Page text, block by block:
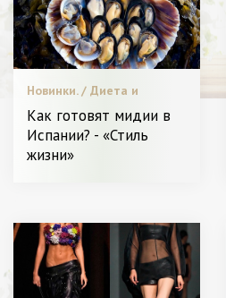
Новинки. / Диета и
питание. / Меняем образ.
/ Высокая мода. / Мода. /
Пластическая хирургия /
С чем носить. / Я и
Как готовят мидии в
Испании? - «Стиль
жизни»